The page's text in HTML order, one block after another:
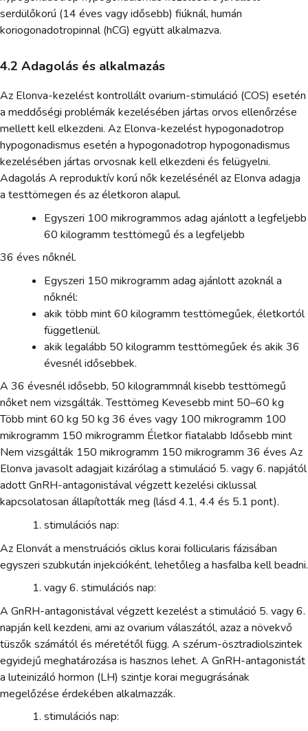
serdülőkorú (14 éves vagy idősebb) fiúknál, humán
koriogonadotropinnal (hCG) együtt alkalmazva.
4.2 Adagolás és alkalmazás
Az Elonva-kezelést kontrollált ovarium-stimuláció (COS) esetén
a meddőségi problémák kezelésében jártas orvos ellenőrzése
mellett kell elkezdeni. Az Elonva-kezelést hypogonadotrop
hypogonadismus esetén a hypogonadotrop hypogonadismus
kezelésében jártas orvosnak kell elkezdeni és felügyelni.
Adagolás A reproduktív korú nők kezelésénél az Elonva adagja
a testtömegen és az életkoron alapul.
Egyszeri 100 mikrogrammos adag ajánlott a legfeljebb
60 kilogramm testtömegű és a legfeljebb
36 éves nőknél.
Egyszeri 150 mikrogramm adag ajánlott azoknál a
nőknél:
akik több mint 60 kilogramm testtömegűek, életkortól
függetlenül.
akik legalább 50 kilogramm testtömegűek és akik 36
évesnél idősebbek.
A 36 évesnél idősebb, 50 kilogrammnál kisebb testtömegű
nőket nem vizsgálták. Testtömeg Kevesebb mint 50–60 kg
Több mint 60 kg 50 kg 36 éves vagy 100 mikrogramm 100
mikrogramm 150 mikrogramm Életkor fiatalabb Idősebb mint
Nem vizsgálták 150 mikrogramm 150 mikrogramm 36 éves Az
Elonva javasolt adagjait kizárólag a stimuláció 5. vagy 6. napjától
adott GnRH-antagonistával végzett kezelési ciklussal
kapcsolatosan állapították meg (lásd 4.1, 4.4 és 5.1 pont).
stimulációs nap:
Az Elonvát a menstruációs ciklus korai follicularis fázisában
egyszeri szubkután injekcióként, lehetőleg a hasfalba kell beadni.
vagy 6. stimulációs nap:
A GnRH-antagonistával végzett kezelést a stimuláció 5. vagy 6.
napján kell kezdeni, ami az ovarium válaszától, azaz a növekvő
tüszők számától és méretétől függ. A szérum-ösztradiolszintek
egyidejű meghatározása is hasznos lehet. A GnRH-antagonistát
a luteinizáló hormon (LH) szintje korai megugrásának
megelőzése érdekében alkalmazzák.
stimulációs nap: